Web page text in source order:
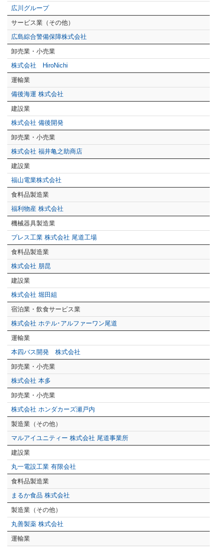
広川グループ
サービス業（その他）
広島綜合警備保障株式会社
卸売業・小売業
株式会社 HiroNichi
運輸業
備後海運 株式会社
建設業
株式会社 備後開発
卸売業・小売業
株式会社 福井亀之助商店
建設業
福山電業株式会社
食料品製造業
福利物産 株式会社
機械器具製造業
プレス工業 株式会社 尾道工場
食料品製造業
株式会社 朋昆
建設業
株式会社 堀田組
宿泊業・飲食サービス業
株式会社 ホテル･アルファーワン尾道
運輸業
本四バス開発 株式会社
卸売業・小売業
株式会社 本多
卸売業・小売業
株式会社 ホンダカーズ瀬戸内
製造業（その他）
マルアイユニティー 株式会社 尾道事業所
建設業
丸一電設工業 有限会社
食料品製造業
まるか食品 株式会社
製造業（その他）
丸善製薬 株式会社
運輸業